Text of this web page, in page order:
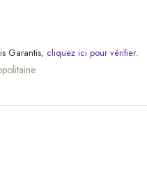
Garantis, cliquez ici pour vérifier.